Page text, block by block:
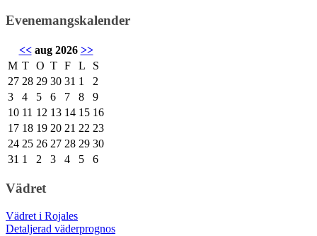
Evenemangskalender
<<aug 2026 >>
M T O T F L
S
27 28 29 30 31 1
2
3
4 5 6 7 8
9
10 11 12 13 14 15 16
17 18 19 20 21 22 23
24 25 26 27 28 29 30
31 1 2 3 4 5 6
Vädret
Vädret i Rojales
Detaljerad väderprognos